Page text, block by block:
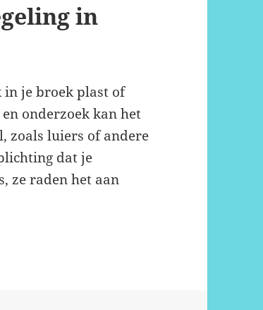
in
in je broek plast of
onderzoek kan het
zoals luiers of andere
dat je
ze raden het aan